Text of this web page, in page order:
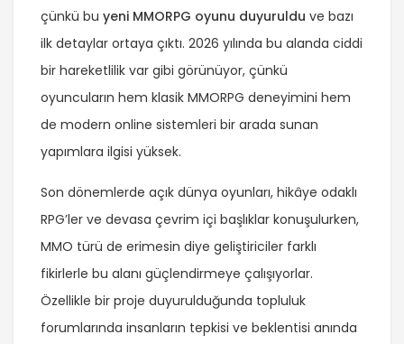
çünkü bu yeni MMORPG oyunu duyuruldu ve bazı
ilk detaylar ortaya çıktı. 2026 yılında bu alanda ciddi
bir hareketlilik var gibi görünüyor, çünkü
oyuncuların hem klasik MMORPG deneyimini hem
de modern online sistemleri bir arada sunan
yapımlara ilgisi yüksek.
Son dönemlerde açık dünya oyunları, hikâye odaklı
RPG’ler ve devasa çevrim içi başlıklar konuşulurken,
MMO türü de erimesin diye geliştiriciler farklı
fikirlerle bu alanı güçlendirmeye çalışıyorlar.
Özellikle bir proje duyurulduğunda topluluk
forumlarında insanların tepkisi ve beklentisi anında